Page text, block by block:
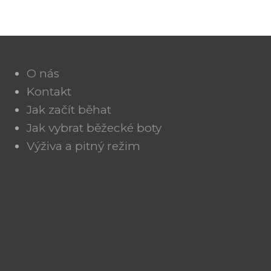
O nás
Kontakt
Jak začít běhat
Jak vybrat běžecké boty
Výživa a pitný režim